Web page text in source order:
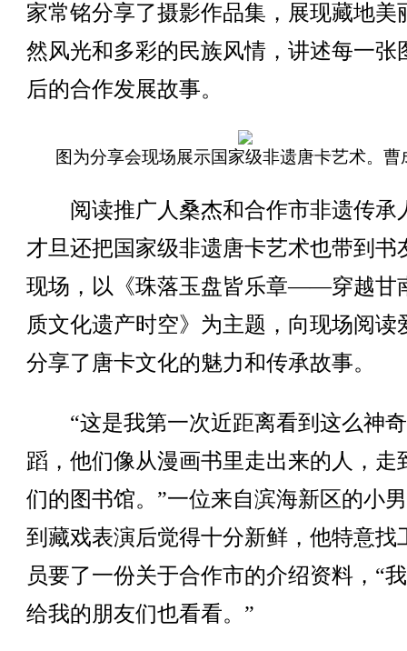
家常铭分享了摄影作品集，展现藏地美
然风光和多彩的民族风情，讲述每一张
后的合作发展故事。
图为分享会现场展示国家级非遗唐卡艺术。曹
阅读推广人桑杰和合作市非遗传承
才旦还把国家级非遗唐卡艺术也带到书
现场，以《珠落玉盘皆乐章——穿越甘
质文化遗产时空》为主题，向现场阅读
分享了唐卡文化的魅力和传承故事。
“这是我第一次近距离看到这么神
蹈，他们像从漫画书里走出来的人，走
们的图书馆。”一位来自滨海新区的小
到藏戏表演后觉得十分新鲜，他特意找
员要了一份关于合作市的介绍资料，“
给我的朋友们也看看。”